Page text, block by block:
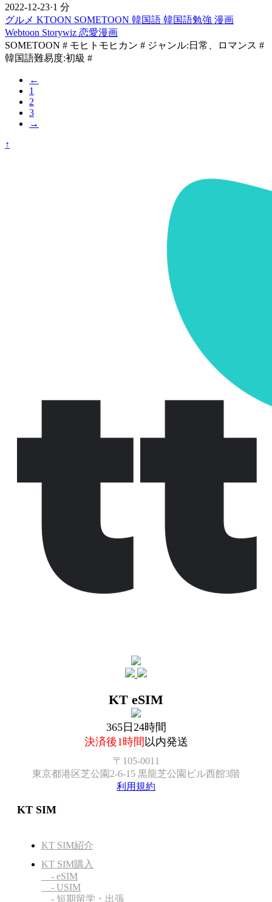
2022-12-23·1 分
グルメ KTOON SOMETOON 韓国語 韓国語勉強 漫画
Webtoon Storywiz 恋愛漫画
SOMETOON # モヒトモヒカン # ジャンル:日常、ロマンス #
韓国語難易度:初級 #
←
1
2
3
→
↑
KT eSIM
365日24時間
決済後1時間 以内発送
〒105-0011
東京都港区芝公園2-6-15 黒龍芝公園ビル西館3階
利用規約
KT SIM
KT SIM紹介
KT SIM購入
- eSIM
- USIM
- 短期留学・出張